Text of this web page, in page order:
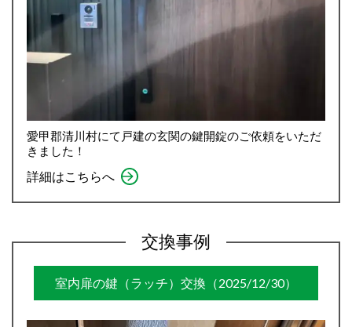
愛甲郡清川村にて戸建の玄関の鍵開錠のご依頼をいただ
きました！
詳細はこちらへ
交換事例
室内扉の鍵（ラッチ）交換（2025/12/30）